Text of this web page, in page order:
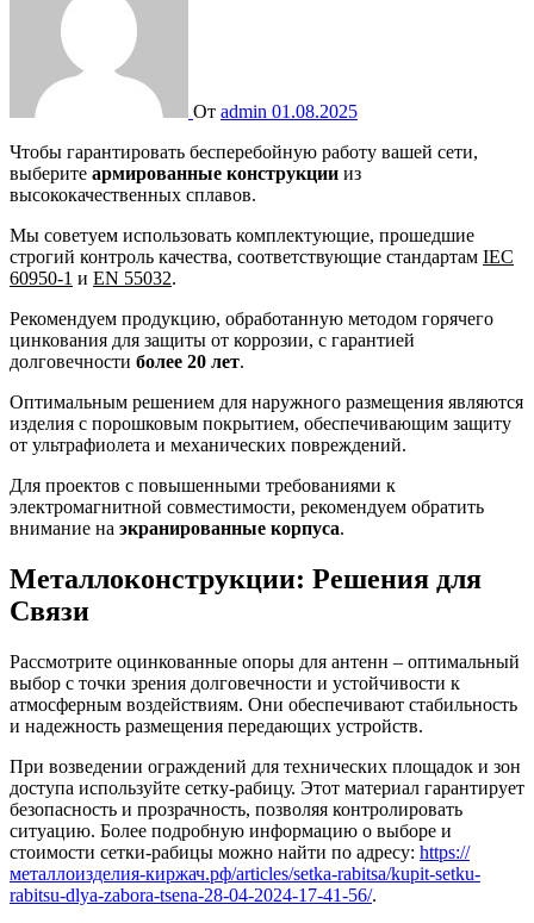
От admin 01.08.2025
Чтобы гарантировать бесперебойную работу вашей сети,
выберите армированные конструкции из
высококачественных сплавов.
Мы советуем использовать комплектующие, прошедшие
строгий контроль качества, соответствующие стандартам IEC
60950-1 и EN 55032.
Рекомендуем продукцию, обработанную методом горячего
цинкования для защиты от коррозии, с гарантией
долговечности более 20 лет.
Оптимальным решением для наружного размещения являются
изделия с порошковым покрытием, обеспечивающим защиту
от ультрафиолета и механических повреждений.
Для проектов с повышенными требованиями к
электромагнитной совместимости, рекомендуем обратить
внимание на экранированные корпуса.
Металлоконструкции: Решения для
Связи
Рассмотрите оцинкованные опоры для антенн – оптимальный
выбор с точки зрения долговечности и устойчивости к
атмосферным воздействиям. Они обеспечивают стабильность
и надежность размещения передающих устройств.
При возведении ограждений для технических площадок и зон
доступа используйте сетку-рабицу. Этот материал гарантирует
безопасность и прозрачность, позволяя контролировать
ситуацию. Более подробную информацию о выборе и
стоимости сетки-рабицы можно найти по адресу: https://
металлоизделия-киржач.рф/articles/setka-rabitsa/kupit-setku-
rabitsu-dlya-zabora-tsena-28-04-2024-17-41-56/.